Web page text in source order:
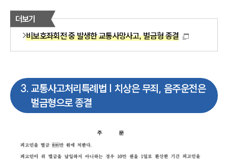
더보기
비보호좌회전 중 발생한 교통사망사고, 벌금형 종결
3. 교통사고처리특례법 | 치상은 무죄, 음주운전은
벌금형으로 종결